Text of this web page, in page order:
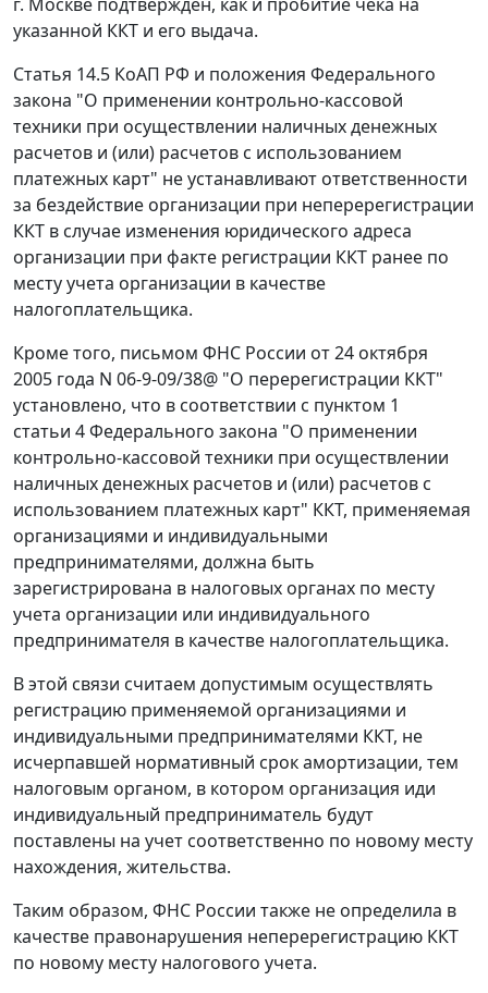
г. Москве подтвержден, как и пробитие чека на
указанной ККТ и его выдача.
Статья 14.5 КоАП РФ и положения Федерального
закона "О применении контрольно-кассовой
техники при осуществлении наличных денежных
расчетов и (или) расчетов с использованием
платежных карт" не устанавливают ответственности
за бездействие организации при неперерегистрации
ККТ в случае изменения юридического адреса
организации при факте регистрации ККТ ранее по
месту учета организации в качестве
налогоплательщика.
Кроме того, письмом ФНС России от 24 октября
2005 года N 06-9-09/38@ "О перерегистрации ККТ"
установлено, что в соответствии с пунктом 1
статьи 4Федерального закона "О применении
контрольно-кассовой техники при осуществлении
наличных денежных расчетов и (или) расчетов с
использованием платежных карт" ККТ, применяемая
организациями и индивидуальными
предпринимателями, должна быть
зарегистрирована в налоговых органах по месту
учета организации или индивидуального
предпринимателя в качестве налогоплательщика.
В этой связи считаем допустимым осуществлять
регистрацию применяемой организациями и
индивидуальными предпринимателями ККТ, не
исчерпавшей нормативный срок амортизации, тем
налоговым органом, в котором организация иди
индивидуальный предприниматель будут
поставлены на учет соответственно по новому месту
нахождения, жительства.
Таким образом, ФНС России также не определила в
качестве правонарушения неперерегистрацию ККТ
по новому месту налогового учета.